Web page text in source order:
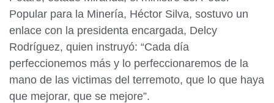
Popular para la Minería, Héctor Silva, sostuvo un
enlace con la presidenta encargada, Delcy
Rodríguez, quien instruyó: “Cada día
perfeccionemos más y lo perfeccionaremos de la
mano de las victimas del terremoto, que lo que haya
que mejorar, que se mejore”.